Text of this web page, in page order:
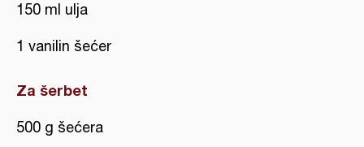
150 ml ulja
1 vanilin šećer
Za šerbet
500 g šećera